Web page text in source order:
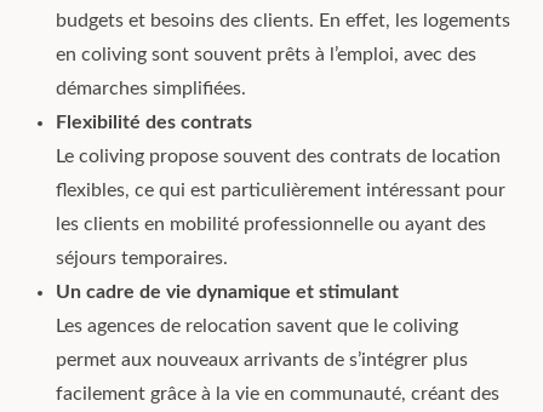
budgets et besoins des clients. En effet, les logements
en coliving sont souvent prêts à l’emploi, avec des
démarches simplifiées.
Flexibilité des contrats
Le coliving propose souvent des contrats de location
flexibles, ce qui est particulièrement intéressant pour
les clients en mobilité professionnelle ou ayant des
séjours temporaires.
Un cadre de vie dynamique et stimulant
Les agences de relocation savent que le coliving
permet aux nouveaux arrivants de s’intégrer plus
facilement grâce à la vie en communauté, créant des